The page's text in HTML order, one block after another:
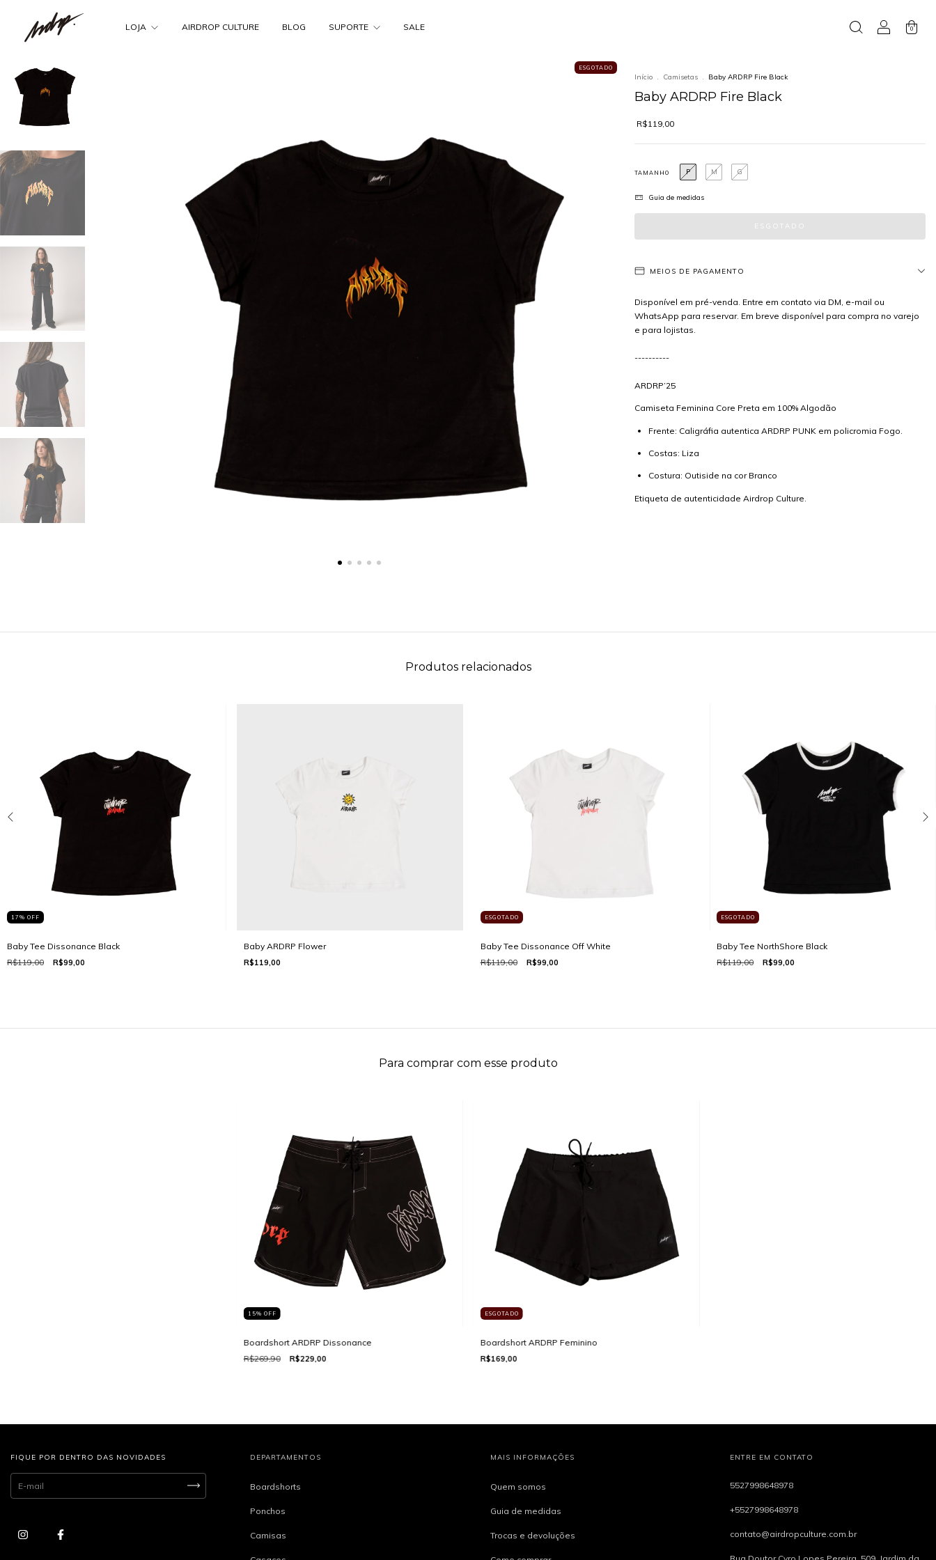
LOJA AIRDROP CULTURE BLOG SUPORTE SALE 0
ESGOTADO
Início . Camisetas . Baby ARDRP Fire Black
Baby ARDRP Fire Black
R$119,00
TAMANHO P M G
Guia de medidas
MEIOS DE PAGAMENTO
Disponível em pré-venda. Entre em contato via DM, e-mail ou
WhatsApp para reservar. Em breve disponível para compra no varejo
e para lojistas.
----------
ARDRP’25
Camiseta Feminina Core Preta em 100% Algodão
Frente: Caligráfia autentica ARDRP PUNK em policromia Fogo.
Costas: Liza
Costura: Outiside na cor Branco
Etiqueta de autenticidade Airdrop Culture.
Produtos relacionados
17 % OFF
Baby Tee Dissonance Black
R$119,00 R$99,00
Baby ARDRP Flower
R$119,00
ESGOTADO
Baby Tee Dissonance Off White
R$119,00 R$99,00
ESGOTADO
Baby Tee NorthShore Black
R$119,00 R$99,00
Para comprar com esse produto
15% OFF
Boardshort ARDRP Dissonance
R$269,90 R$229,00
ESGOTADO
Boardshort ARDRP Feminino
R$169,00
FIQUE POR DENTRO DAS NOVIDADES DEPARTAMENTOS
Boardshorts
Ponchos
Camisas
MAIS INFORMAÇÕES
Quem somos
Guia de medidas
Trocas e devoluções
ENTRE EM CONTATO
5527998648978
+5527998648978
contato@airdropculture.com.br
Rua Doutor Cyro Lopes Pereira, 509, Jardim da